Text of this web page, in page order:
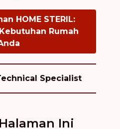
HOME STERIL:
Rumah
Specialist
Ini